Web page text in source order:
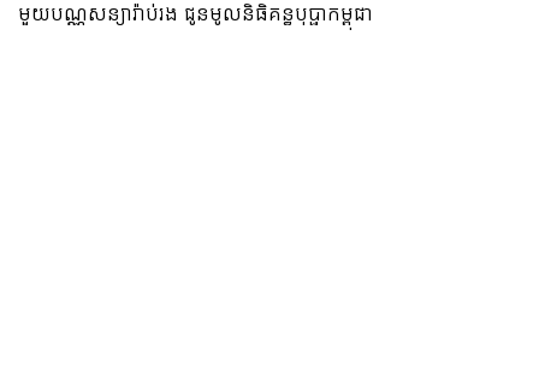
មួយបណ្ណសន្យារ៉ាប់រង ជូនមូលនិធិគន្ធបុប្ផាកម្ពុជា